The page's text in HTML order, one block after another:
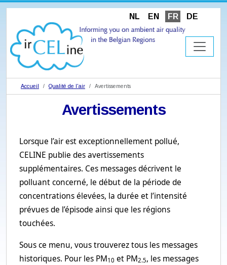
NL EN FR DE
Accueil Qualité de l'air Avertissements
Avertissements
Lorsque l’air est exceptionnellement pollué,
CELINE publie des avertissements
supplémentaires. Ces messages décrivent le
polluant concerné, le début de la période de
concentrations élevées, la durée et l’intensité
prévues de l’épisode ainsi que les régions
touchées.
Sous ce menu, vous trouverez tous les messages
historiques. Pour les PM10 et PM2.5, les messages